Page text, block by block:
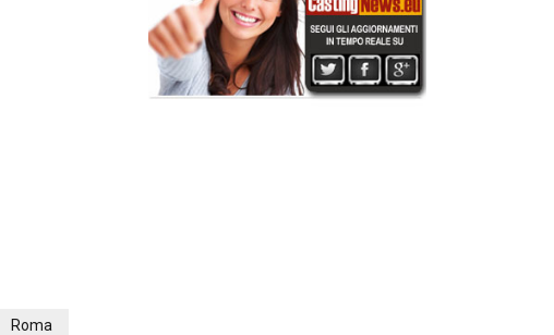
Roma